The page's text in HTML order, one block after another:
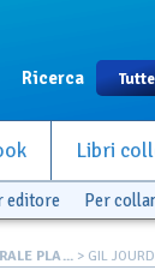
Ricerca
Libri
editore Per
PLA... > GIL